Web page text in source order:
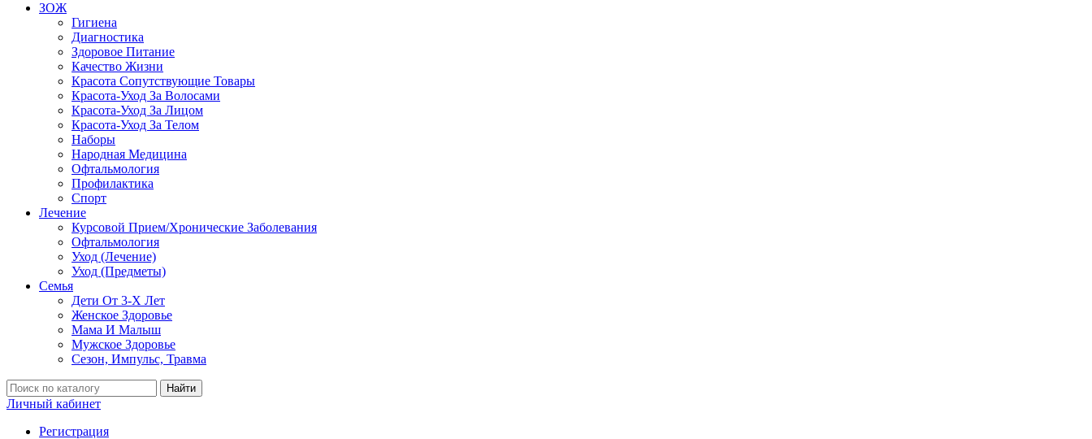
ЗОЖ
Гигиена
Диагностика
Здоровое Питание
Качество Жизни
Красота Сопутствующие Товары
Красота-Уход За Волосами
Красота-Уход За Лицом
Красота-Уход За Телом
Наборы
Народная Медицина
Офтальмология
Профилактика
Спорт
Лечение
Курсовой Прием/Хронические Заболевания
Офтальмология
Уход (Лечение)
Уход (Предметы)
Семья
Дети От 3-Х Лет
Женское Здоровье
Мама И Малыш
Мужское Здоровье
Сезон, Импульс, Травма
Найти
Личный кабинет
Регистрация